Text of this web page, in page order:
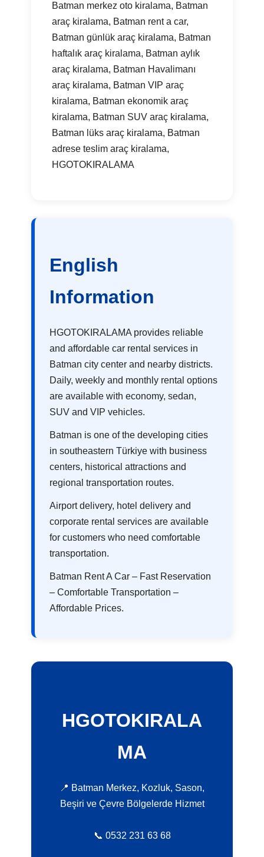
Batman merkez oto kiralama, Batman
araç kiralama, Batman rent a car,
Batman günlük araç kiralama, Batman
haftalık araç kiralama, Batman aylık
araç kiralama, Batman Havalimanı
araç kiralama, Batman VIP araç
kiralama, Batman ekonomik araç
kiralama, Batman SUV araç kiralama,
Batman lüks araç kiralama, Batman
adrese teslim araç kiralama,
HGOTOKIRALAMA
English
Information
HGOTOKIRALAMA provides reliable
and affordable car rental services in
Batman city center and nearby districts.
Daily, weekly and monthly rental options
are available with economy, sedan,
SUV and VIP vehicles.
Batman is one of the developing cities
in southeastern Türkiye with business
centers, historical attractions and
regional transportation routes.
Airport delivery, hotel delivery and
corporate rental services are available
for customers who need comfortable
transportation.
Batman Rent A Car – Fast Reservation
– Comfortable Transportation –
Affordable Prices.
HGOTOKIRALA
MA
📍 Batman Merkez, Kozluk, Sason,
Beşiri ve Çevre Bölgelerde Hizmet
📞 0532 231 63 68